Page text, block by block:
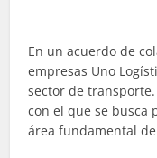
En un acuerdo de
empresas Uno
sector de
con el que se busca
área fundamental